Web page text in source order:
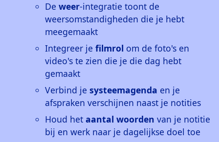
De weer-integratie toont de
weersomstandigheden die je hebt
meegemaakt
Integreer je filmrol om de foto's en
video's te zien die je die dag hebt
gemaakt
Verbind je systeemagenda en je
afspraken verschijnen naast je notities
Houd het aantal woorden van je notitie
bij en werk naar je dagelijkse doel toe